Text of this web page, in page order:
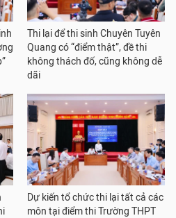
Thi lại để thi sinh Chuyên Tuyên
Quang có “điểm thật”, đề thi
không thách đố, cũng không dễ
dãi
Dự kiến tổ chức thi lại tất cả các
môn tại điểm thi Trường THPT